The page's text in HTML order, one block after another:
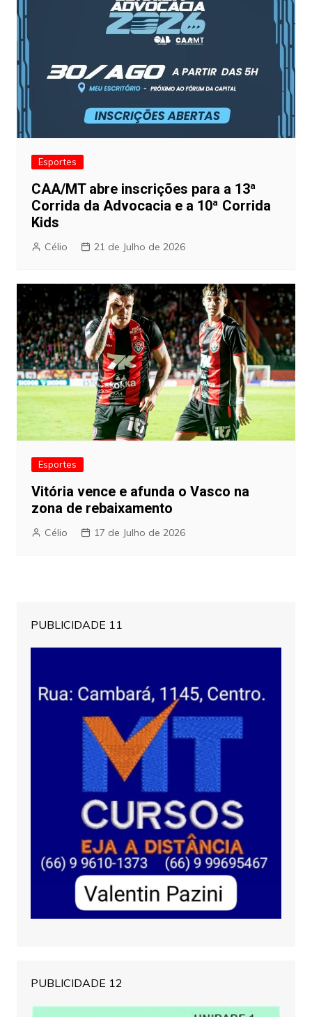
Esportes
CAA/MT abre inscrições para a 13ª
Corrida da Advocacia e a 10ª Corrida
Kids
Célio 21 de Julho de 2026
Esportes
Vitória vence e afunda o Vasco na
zona de rebaixamento
Célio 17 de Julho de 2026
PUBLICIDADE 11
PUBLICIDADE 12